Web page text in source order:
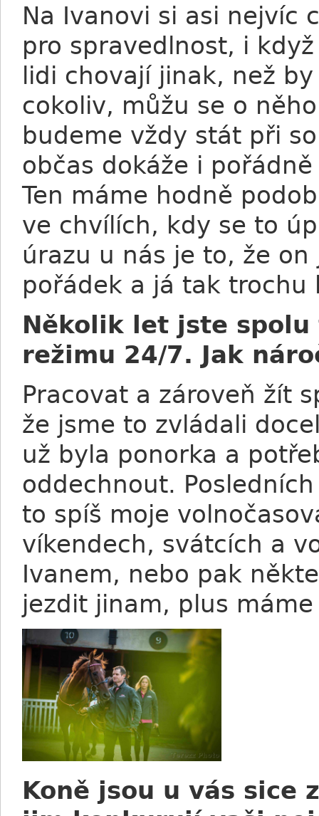
Na Ivanovi si asi nejvíc
pro spravedlnost, i
lidi chovají jinak, než
cokoliv, můžu se o
budeme vždy stát při
občas dokáže i
Ten máme hodně
ve chvílích, kdy se to
úrazu u nás je to, že
pořádek a já tak
Několik let jste
režimu 24/7. Jak
Pracovat a zároveň žít
že jsme to zvládali
už byla ponorka a
oddechnout.
to spíš moje
víkendech, svátcích a
Ivanem, nebo pak
jezdit jinam, plus
Koně jsou u vás sice